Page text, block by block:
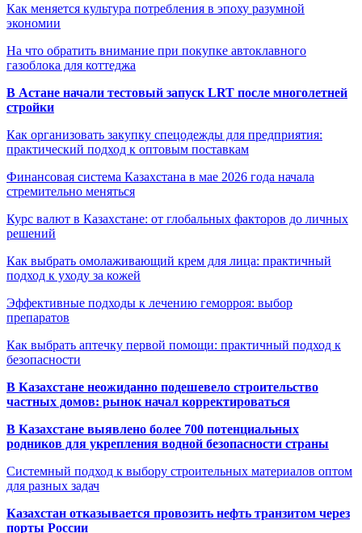
Как меняется культура потребления в эпоху разумной
экономии
На что обратить внимание при покупке автоклавного
газоблока для коттеджа
В Астане начали тестовый запуск LRT после многолетней
стройки
Как организовать закупку спецодежды для предприятия:
практический подход к оптовым поставкам
Финансовая система Казахстана в мае 2026 года начала
стремительно меняться
Курс валют в Казахстане: от глобальных факторов до личных
решений
Как выбрать омолаживающий крем для лица: практичный
подход к уходу за кожей
Эффективные подходы к лечению геморроя: выбор
препаратов
Как выбрать аптечку первой помощи: практичный подход к
безопасности
В Казахстане неожиданно подешевело строительство
частных домов: рынок начал корректироваться
В Казахстане выявлено более 700 потенциальных
родников для укрепления водной безопасности страны
Системный подход к выбору строительных материалов оптом
для разных задач
Казахстан отказывается провозить нефть транзитом через
порты России